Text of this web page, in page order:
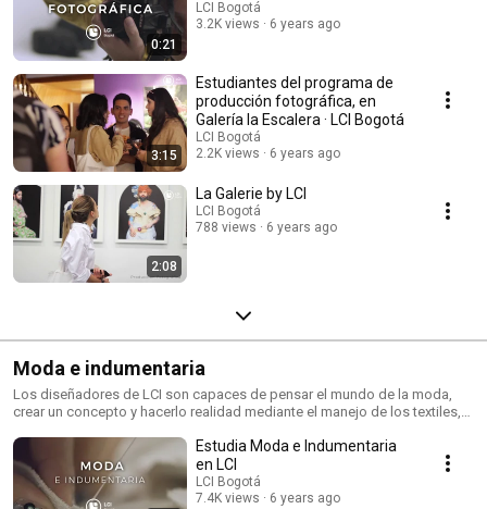
0:21
LCI Bogotá
3.2K views
6 years ago
3:15
Estudiantes del programa de
producción fotográfica, en
Galería la Escalera · LCI Bogotá
LCI Bogotá
2.2K views
6 years ago
2:08
La Galerie by LCI
LCI Bogotá
788 views
6 years ago
Moda e indumentaria
Los diseñadores de LCI son capaces de pensar el mundo de la moda,
crear un concepto y hacerlo realidad mediante el manejo de los textiles,
propuestas novedosas.
Estudia Moda e Indumentaria
en LCI
LCI Bogotá
7.4K views
6 years ago